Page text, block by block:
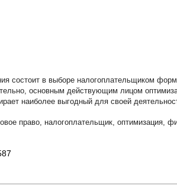
состоит в выборе налогоплательщиком
основным действующим лицом
наиболее выгодный для своей
право, налогоплательщик, оптимизация,